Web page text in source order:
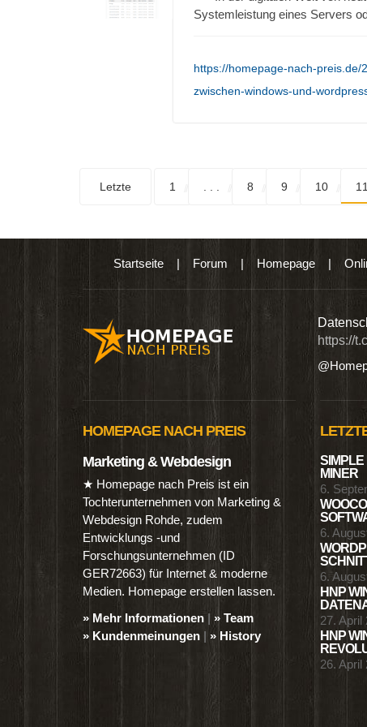
Systemleistung eines Servers
https://homepage-nach-
zwischen-windows-und-
Letzte 1 8 9 10 11
Startseite| Forum | Homepage|
Produkten wie Ebooks & DVDs.…
https://
HOMEPAGE NACH PREIS
Marketing & Webdesign
★ Homepage nach Preis ist ein
Tochterunternehmen von Marketing &
Webdesign Rohde, zudem
Entwicklungs -und
Forschungsunternehmen (ID
GER72663) für Internet & moderne
Medien. Homepage erstellen lassen.
» Mehr Informationen | » Team
» Kundenmeinungen | » History
SIMPLE
MINER
6.
6.
6.
HNP
27. April
HNP
26. April